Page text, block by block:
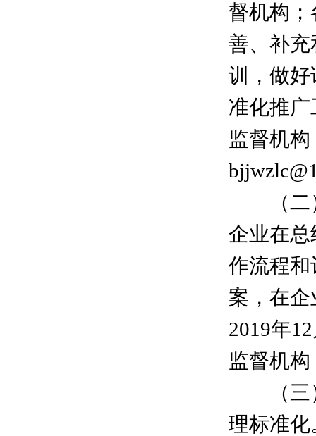
督机构
善、补
训，做好
准化推
监督机
（二）
企业在
作流程和
案，在
2019年
监督机
（三）
理标准